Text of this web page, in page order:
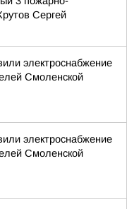
Сергей
электроснабжение
Смоленской
электроснабжение
Смоленской